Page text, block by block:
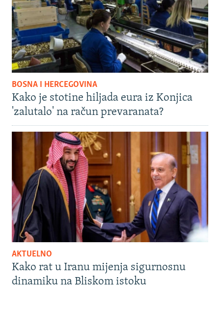
BOSNA I HERCEGOVINA
Kako je stotine hiljada eura iz Konjica
'zalutalo' na račun prevaranata?
AKTUELNO
Kako rat u Iranu mijenja sigurnosnu
dinamiku na Bliskom istoku